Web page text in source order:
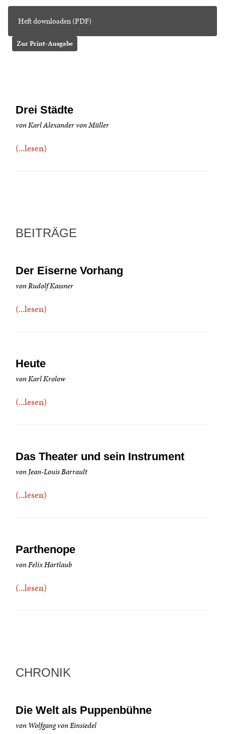
Heft downloaden (PDF)
Zur Print-Ausgabe
Drei Städte
von Karl Alexander von Müller
(...lesen)
BEITRÄGE
Der Eiserne Vorhang
von Rudolf Kassner
(...lesen)
Heute
von Karl Krolow
(...lesen)
Das Theater und sein Instrument
von Jean-Louis Barrault
(...lesen)
Parthenope
von Felix Hartlaub
(...lesen)
CHRONIK
Die Welt als Puppenbühne
von Wolfgang von Einsiedel